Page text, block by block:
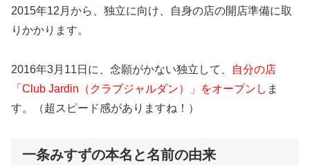
2015年12月から、独立に向け、自身の店の開店準備に取
りかかります。
2016年3月11日に、念願がかない独立して、
自分の店
「Club Jardin（クラブジャルダン）」をオープンし ま
す。（超スピード感がありますね！）
一条みすずの本名と名前の由来